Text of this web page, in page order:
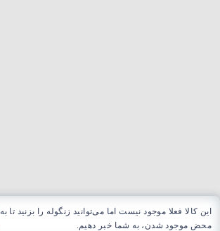
این کالا فعلا موجود نیست اما می‌توانید زنگوله را بزنید تا به
محض موجود شدن، به شما خبر دهیم.